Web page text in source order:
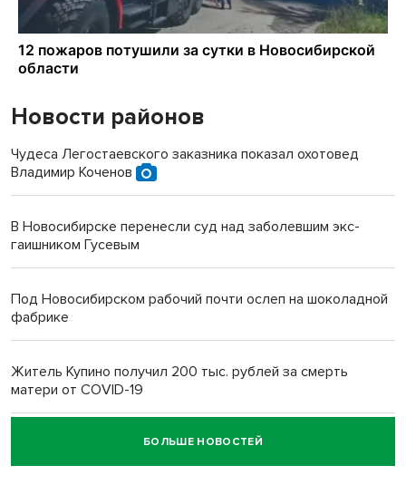
Новости районов
Чудеса Легостаевского заказника показал охотовед
Владимир Коченов
В Новосибирске перенесли суд над заболевшим экс-
гаишником Гусевым
Под Новосибирском рабочий почти ослеп на шоколадной
фабрике
Житель Купино получил 200 тыс. рублей за смерть
матери от COVID-19
Новосибирский суд наказал водителя за смерть
пенсионерки на вокзале
БОЛЬШЕ НОВОСТЕЙ